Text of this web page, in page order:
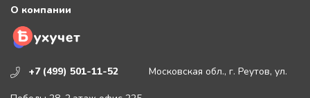
+7 (499) 501-11-52 Московская обл., г. Реутов, ул.
О компании